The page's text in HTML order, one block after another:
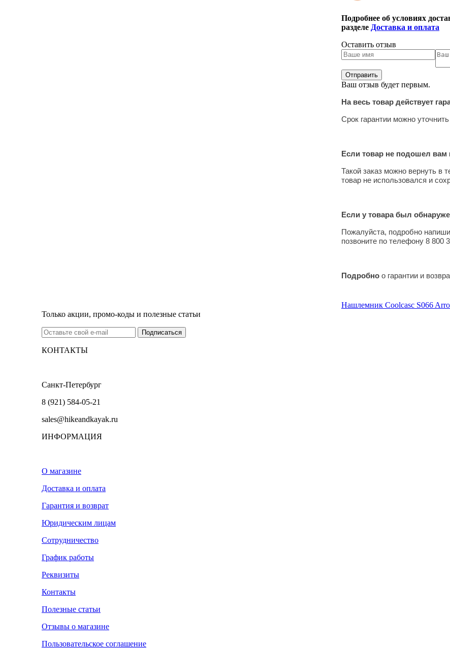
Подробнее об условиях
разделе Доставка и оплата
Оставить отзыв
Ваш отзыв будет первым.
На весь товар действует
Срок гарантии можно
Если товар не подошел вам
Такой заказ можно вернуть в
товар не использовался и
Если у товара был
Пожалуйста, подробно
позвоните по телефону 8 800
Подробно о гарантии и
Нашлемник Coolcasc S066
Только акции, промо-коды и полезные статьи
КОНТАКТЫ
Санкт-Петербург
8 (921) 584-05-21
sales@hikeandkayak.ru
ИНФОРМАЦИЯ
О магазине
Доставка и оплата
Гарантия и возврат
Юридическим лицам
Сотрудничество
График работы
Реквизиты
Контакты
Полезные статьи
Отзывы о магазине
Пользовательское соглашение